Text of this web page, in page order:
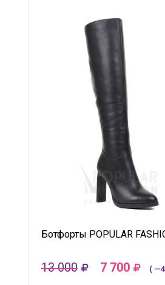
Ботфорты POPULAR
13 000 7 700 (